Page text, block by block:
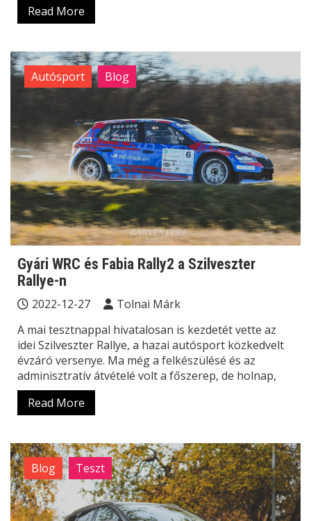
Read More
Autósport Blog
Gyári WRC és Fabia Rally2 a Szilveszter
Rallye-n
2022-12-27
Tolnai Márk
A mai tesztnappal hivatalosan is kezdetét vette az
idei Szilveszter Rallye, a hazai autósport közkedvelt
évzáró versenye. Ma még a felkészülésé és az
adminisztratív átvételé volt a főszerep, de holnap,
Read More
Blog Teszt